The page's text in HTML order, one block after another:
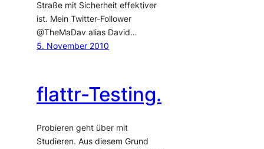
Straße mit Sicherheit effektiver
ist. Mein Twitter-Follower
@TheMaDav alias David…
5. November 2010
flattr-Testing.
Probieren geht über mit
Studieren. Aus diesem Grund